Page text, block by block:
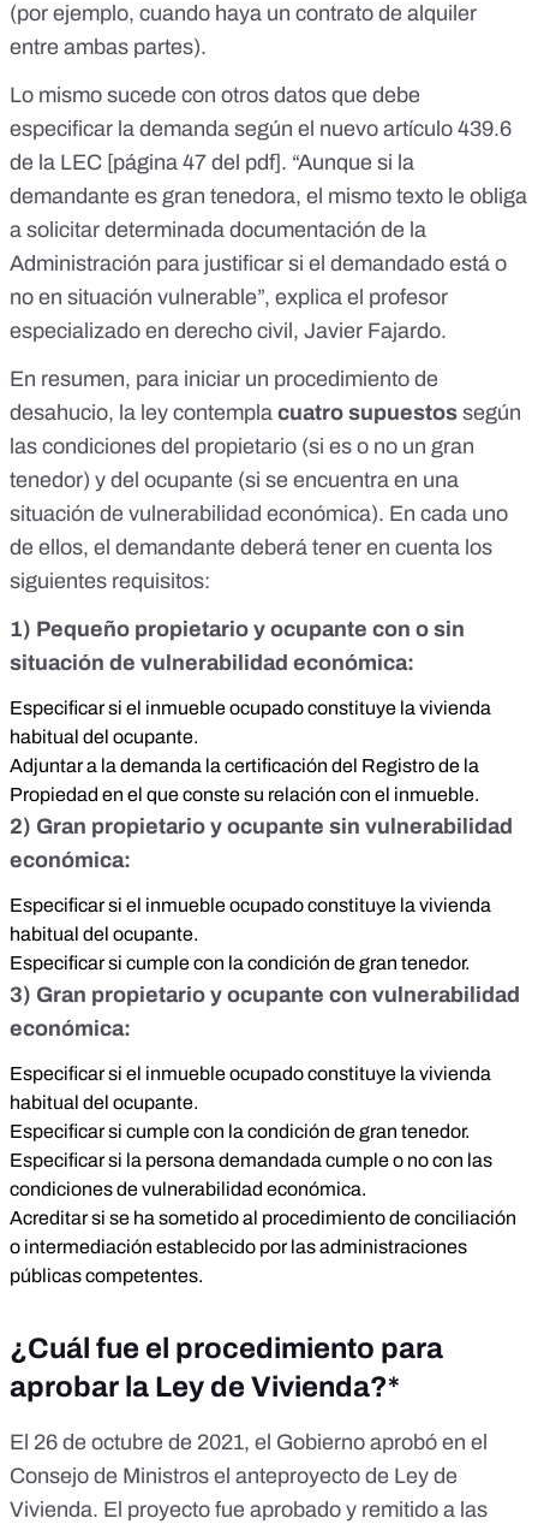
(por ejemplo, cuando haya un contrato de alquiler
entre ambas partes).
Lo mismo sucede con otros datos que debe
especificar la demanda según el nuevo artículo 439.6
de la LEC [página 47 del pdf]. “Aunque si la
demandante es gran tenedora, el mismo texto le obliga
a solicitar determinada documentación de la
Administración para justificar si el demandado está o
no en situación vulnerable”, explica el profesor
especializado en derecho civil, Javier Fajardo.
En resumen, para iniciar un procedimiento de
desahucio, la ley contempla cuatro supuestos según
las condiciones del propietario (si es o no un gran
tenedor) y del ocupante (si se encuentra en una
situación de vulnerabilidad económica). En cada uno
de ellos, el demandante deberá tener en cuenta los
siguientes requisitos:
1) Pequeño propietario y ocupante con o sin
situación de vulnerabilidad económica:
Especificar si el inmueble ocupado constituye la vivienda
habitual del ocupante.
Adjuntar a la demanda la certificación del Registro de la
Propiedad en el que conste su relación con el inmueble.
2) Gran propietario y ocupante sin vulnerabilidad
económica:
Especificar si el inmueble ocupado constituye la vivienda
habitual del ocupante.
Especificar si cumple con la condición de gran tenedor.
3) Gran propietario y ocupante con vulnerabilidad
económica:
Especificar si el inmueble ocupado constituye la vivienda
habitual del ocupante.
Especificar si cumple con la condición de gran tenedor.
Especificar si la persona demandada cumple o no con las
condiciones de vulnerabilidad económica.
Acreditar si se ha sometido al procedimiento de conciliación
o intermediación establecido por las administraciones
públicas competentes.
¿Cuál fue el procedimiento para
aprobar la Ley de Vivienda?*
El 26 de octubre de 2021, el Gobierno aprobó en el
Consejo de Ministros el anteproyecto de Ley de
Vivienda. El proyecto fue aprobado y remitido a las